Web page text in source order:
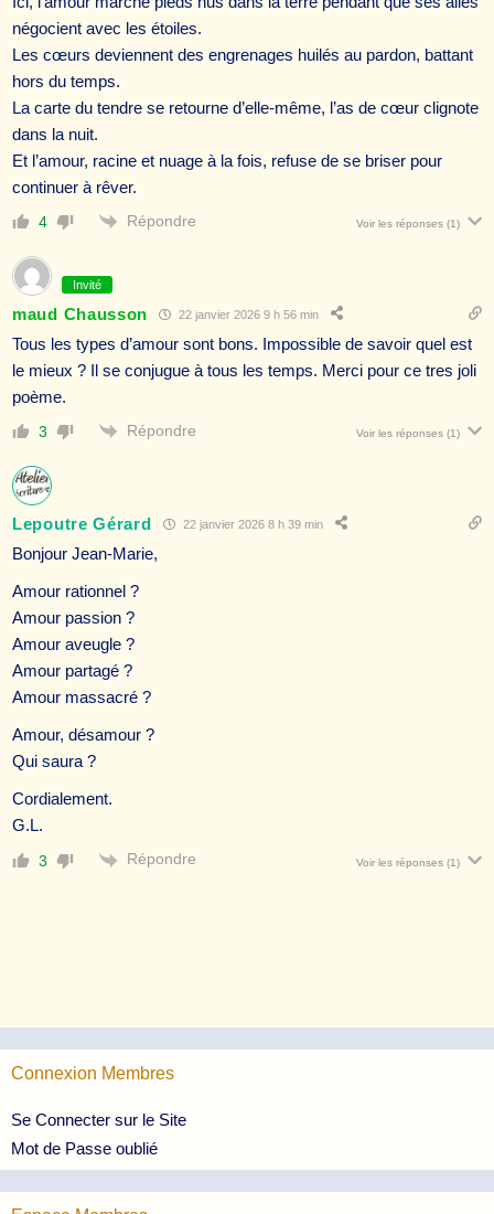
négocient avec les étoiles.
Les cœurs deviennent des engrenages huilés au pardon, battant
hors du temps.
La carte du tendre se retourne d’elle-même, l’as de cœur clignote
dans la nuit.
Et l’amour, racine et nuage à la fois, refuse de se briser pour
continuer à rêver.
4 Répondre Voir les réponses (1)
Invité
maud Chausson 22 janvier 2026 9 h 56 min
Tous les types d’amour sont bons. Impossible de savoir quel est
le mieux ? Il se conjugue à tous les temps. Merci pour ce tres joli
poème.
3 Répondre Voir les réponses (1)
Lepoutre Gérard 22 janvier 2026 8 h 39 min
Bonjour Jean-Marie,
Amour rationnel ?
Amour passion ?
Amour aveugle ?
Amour partagé ?
Amour massacré ?
Amour, désamour ?
Qui saura ?
Cordialement.
G.L.
3 Répondre Voir les réponses (1)
Connexion Membres
Se Connecter sur le Site
Mot de Passe oublié